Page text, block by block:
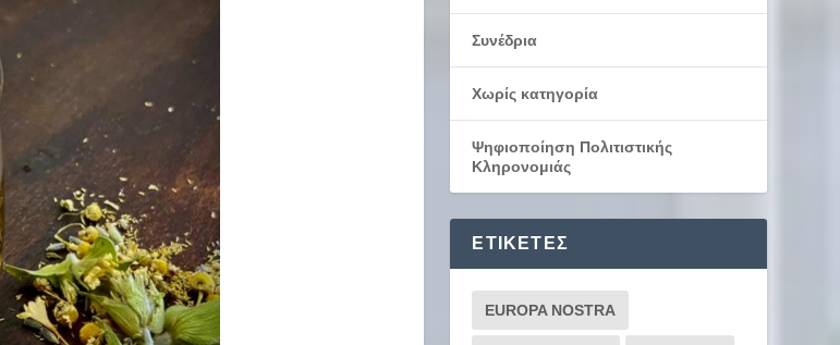
Συνέδρια
Χωρίς κατηγορία
Ψηφιοποίηση Πολιτιστικής
Κληρονομιάς
ΕΤΙΚΈΤΕΣ
EUROPA NOSTRA